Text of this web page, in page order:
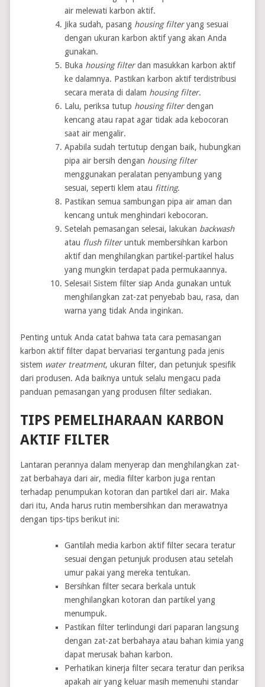
air melewati karbon aktif.
Jika sudah, pasang housing filteryang sesuai
dengan ukuran karbon aktif yang akan Anda
gunakan.
Buka housing filterdan masukkan karbon aktif
ke dalamnya. Pastikan karbon aktif terdistribusi
secara merata di dalam housing filter.
Lalu, periksa tutup housing filterdengan
kencang atau rapat agar tidak ada kebocoran
saat air mengalir.
Apabila sudah tertutup dengan baik, hubungkan
pipa air bersih dengan housing filter
menggunakan peralatan penyambung yang
sesuai, seperti klem atau fitting.
Pastikan semua sambungan pipa air aman dan
kencang untuk menghindari kebocoran.
Setelah pemasangan selesai, lakukan backwash
atau flush filteruntuk membersihkan karbon
aktif dan menghilangkan partikel-partikel halus
yang mungkin terdapat pada permukaannya.
Selesai! Sistem filter siap Anda gunakan untuk
menghilangkan zat-zat penyebab bau, rasa, dan
warna yang tidak Anda inginkan.
Penting untuk Anda catat bahwa tata cara pemasangan
karbon aktif filter dapat bervariasi tergantung pada jenis
sistem water treatment, ukuran filter, dan petunjuk spesifik
dari produsen. Ada baiknya untuk selalu mengacu pada
panduan pemasangan yang produsen filter sediakan.
TIPS PEMELIHARAAN KARBON
AKTIF FILTER
Lantaran perannya dalam menyerap dan menghilangkan zat-
zat berbahaya dari air, media filter karbon juga rentan
terhadap penumpukan kotoran dan partikel dari air. Maka
dari itu, Anda harus rutin membersihkan dan merawatnya
dengan tips-tips berikut ini:
Gantilah media karbon aktif filter secara teratur
sesuai dengan petunjuk produsen atau setelah
umur pakai yang mereka tentukan.
Bersihkan filter secara berkala untuk
menghilangkan kotoran dan partikel yang
menumpuk.
Pastikan filter terlindungi dari paparan langsung
dengan zat-zat berbahaya atau bahan kimia yang
dapat merusak bahan karbon.
Perhatikan kinerja filter secara teratur dan periksa
apakah air yang keluar masih memenuhi standar